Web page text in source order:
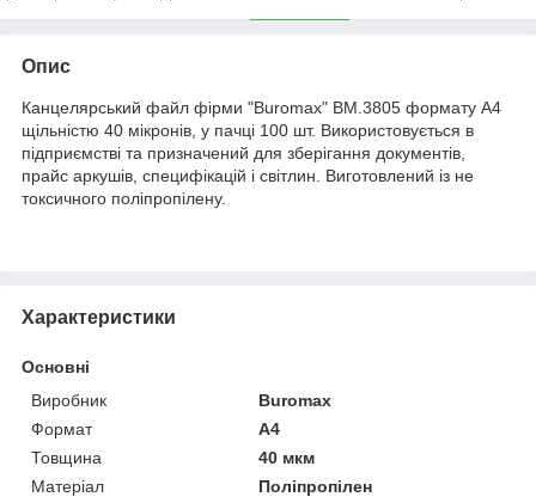
Опис
Канцелярський файл фірми "Buromax" BM.3805 формату А4
щільністю 40 мікронів, у пачці 100 шт. Використовується в
підприємстві та призначений для зберігання документів,
прайс аркушів, специфікацій і світлин. Виготовлений із не
токсичного поліпропілену.
Характеристики
Основні
Виробник
Buromax
Формат
A4
Товщина
40 мкм
Матеріал
Поліпропілен